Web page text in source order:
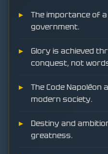
The importance of
government.
Glory is achieved
conquest, not
The Code
modern society.
Destiny and
greatness.